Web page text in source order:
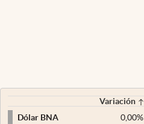
Variación
Dólar BNA
0,00%